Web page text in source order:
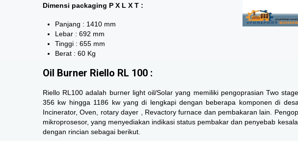
Dimensi packaging P X L X T :
Panjang : 1410 mm
Lebar : 692 mm
Tinggi : 655 mm
Berat : 60 Kg
Oil Burner Riello RL 100 :
Riello RL100 adalah burner light oil/Solar yang memiliki pengoprasian Two
356 kw hingga 1186 kw yang di lengkapi dengan beberapa komponen di
Incinerator, Oven, rotary dayer , Revactory furnace dan pembakaran lain.
mikroprosesor, yang menyediakan indikasi status pembakar dan penyebab
dengan rincian sebagai berikut.